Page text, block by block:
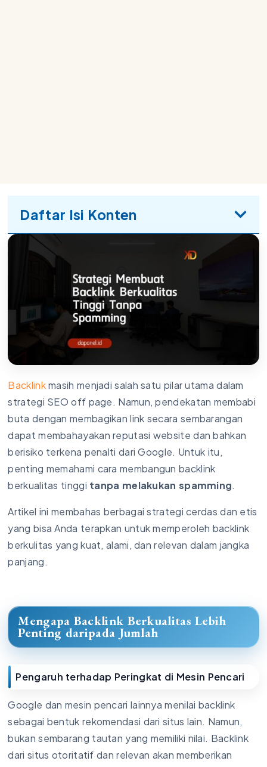
Daftar Isi Konten
Backlinkmasih menjadi salah satu pilar utama dalam
strategi SEO off page. Namun, pendekatan membabi
buta dengan membagikan link secara sembarangan
dapat membahayakan reputasi website dan bahkan
berisiko terkena penalti dari Google. Untuk itu,
penting memahami cara membangun backlink
berkualitas tinggi tanpa melakukan spamming.
Artikel ini membahas berbagai strategi cerdas dan etis
yang bisa Anda terapkan untuk memperoleh backlink
berkulitas yang kuat, alami, dan relevan dalam jangka
panjang.
Mengapa Backlink Berkualitas Lebih
Penting daripada Jumlah
Pengaruh terhadap Peringkat di Mesin Pencari
Google dan mesin pencari lainnya menilai backlink
sebagai bentuk rekomendasi dari situs lain. Namun,
bukan sembarang tautan yang memiliki nilai. Backlink
dari situs otoritatif dan relevan akan memberikan